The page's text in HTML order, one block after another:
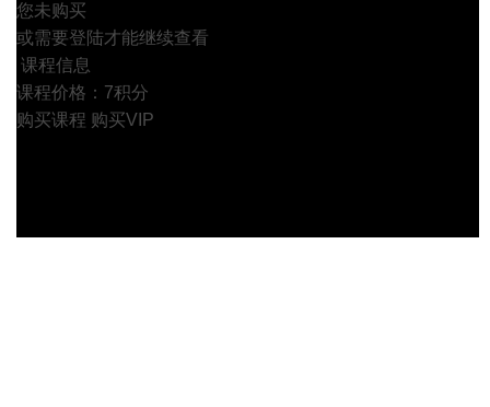
您未购买
或需要登陆才能继续查看
课程信息
课程价格：7积分
购买课程 购买VIP